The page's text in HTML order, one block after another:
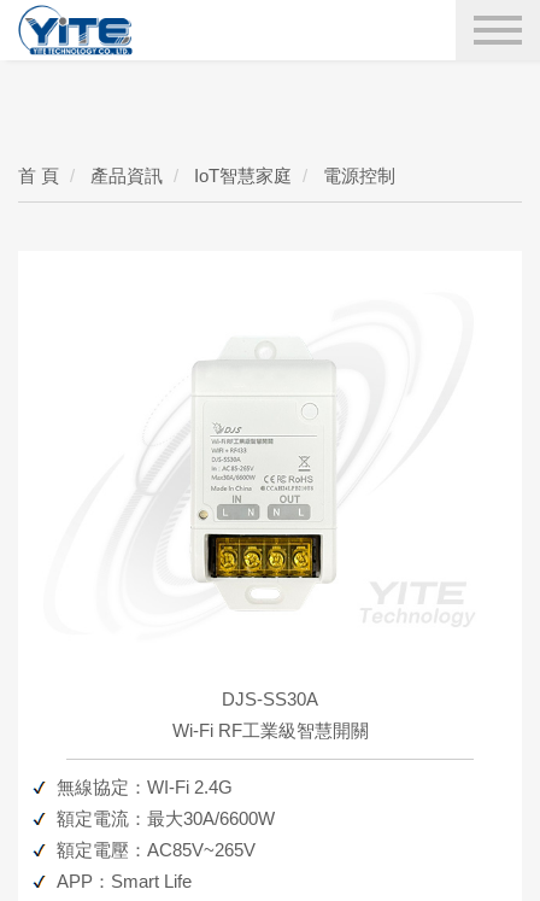
YITE Technology
首 頁 產品資訊 IoT智慧家庭 電源控制
DJS-SS30A
Wi-Fi RF工業級智慧開關
無線協定：WI-Fi 2.4G
額定電流：最大30A/6600W
額定電壓：AC85V~265V
APP：Smart Life